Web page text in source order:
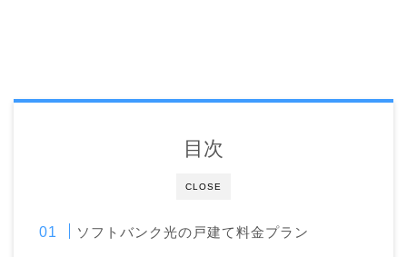
CLOSE
目次
ソフトバンク光の戸建て料金プラン